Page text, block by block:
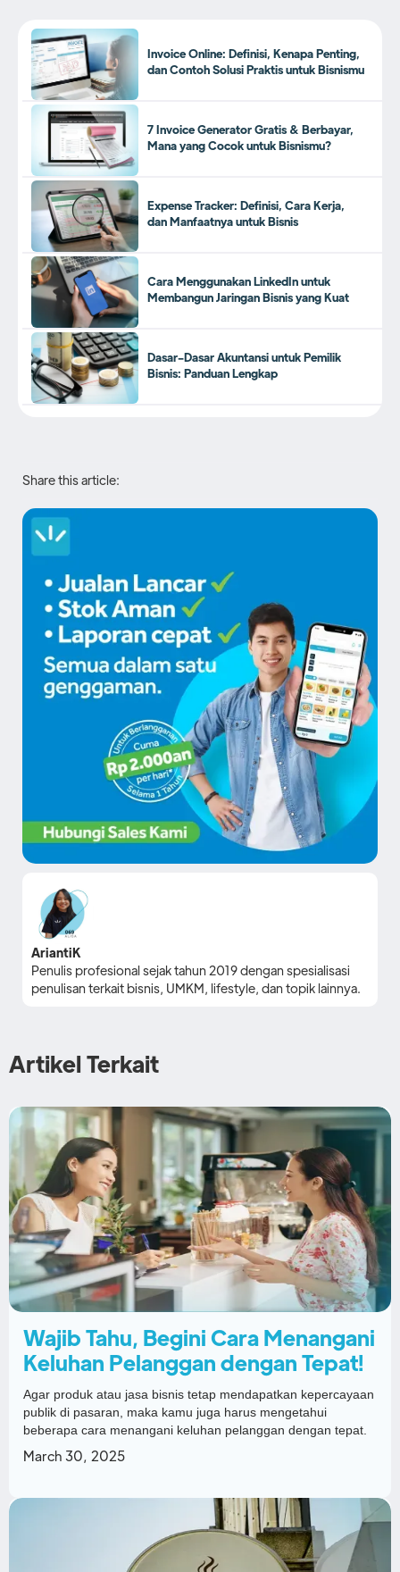
Invoice Online: Definisi, Kenapa Penting,
dan Contoh Solusi Praktis untuk Bisnismu
7 Invoice Generator Gratis & Berbayar,
Mana yang Cocok untuk Bisnismu?
Expense Tracker: Definisi, Cara Kerja,
dan Manfaatnya untuk Bisnis
Cara Menggunakan LinkedIn untuk
Membangun Jaringan Bisnis yang Kuat
Dasar-Dasar Akuntansi untuk Pemilik
Bisnis: Panduan Lengkap
Share this article:
AriantiK
Penulis profesional sejak tahun 2019 dengan spesialisasi
penulisan terkait bisnis, UMKM, lifestyle, dan topik lainnya.
Artikel Terkait
Wajib Tahu, Begini Cara Menangani
Keluhan Pelanggan dengan Tepat!
Agar produk atau jasa bisnis tetap mendapatkan kepercayaan
publik di pasaran, maka kamu juga harus mengetahui
beberapa cara menangani keluhan pelanggan dengan tepat.
March 30, 2025